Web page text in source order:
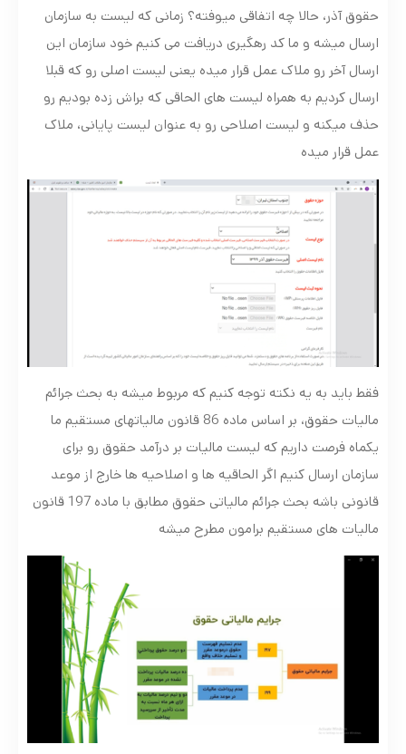
حقوق آذر، حالا چه اتفاقی میوفته؟ زمانی که لیست به سازمان
ارسال میشه و ما کد رهگیری دریافت می کنیم خود سازمان این
ارسال آخر رو ملاک عمل قرار میده یعنی لیست اصلی رو که قبلا
ارسال کردیم به همراه لیست های الحاقی که براش زده بودیم رو
حذف میکنه و لیست اصلاحی رو به عنوان لیست پایانی، ملاک
عمل قرار میده
فقط باید به یه نکته توجه کنیم که مربوط میشه به بحث جرائم
مالیات حقوق، بر اساس ماده 86 قانون مالیاتهای مستقیم ما
یکماه فرصت داریم که لیست مالیات بر درآمد حقوق رو برای
سازمان ارسال کنیم اگر الحاقیه ها و اصلاحیه ها خارج از موعد
قانونی باشه بحث جرائم مالیاتی حقوق مطابق با ماده 197 قانون
مالیات های مستقیم برامون مطرح میشه